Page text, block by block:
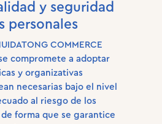
y seguridad
personales
COMMERCE
se compromete a adoptar
y organizativas
necesarias bajo el nivel
al riesgo de los
forma que se garantice